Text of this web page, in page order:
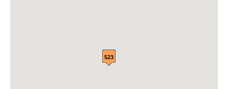
523